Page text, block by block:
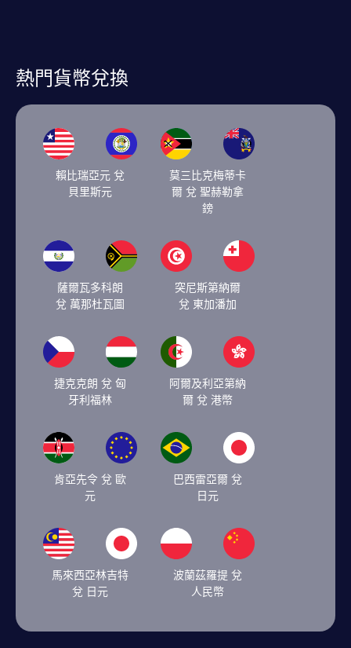
熱門貨幣兌換
賴比瑞亞元 兌
貝里斯元
莫三比克梅蒂卡
爾 兌 聖赫勒拿
鎊
薩爾瓦多科朗
兌 萬那杜瓦圖
突尼斯第納爾
兌 東加潘加
捷克克朗 兌 匈
牙利福林
阿爾及利亞第納
爾 兌 港幣
肯亞先令 兌 歐
元
巴西雷亞爾 兌
日元
馬來西亞林吉特
兌 日元
波蘭茲羅提 兌
人民幣